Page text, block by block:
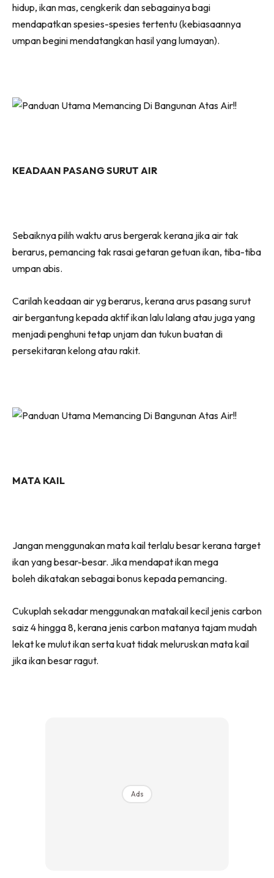
hidup, ikan mas, cengkerik dan sebagainya bagi
mendapatkan spesies-spesies tertentu (kebiasaannya
umpan begini mendatangkan hasil yang lumayan).
KEADAAN PASANG SURUT AIR
Sebaiknya pilih waktu arus bergerak kerana jika air tak
berarus, pemancing tak rasai getaran getuan ikan, tiba-tiba
umpan abis.
Carilah keadaan air yg berarus, kerana arus pasang surut
air bergantung kepada aktif ikan lalu lalang atau juga yang
menjadi penghuni tetap unjam dan tukun buatan di
persekitaran kelong atau rakit.
MATA KAIL
Jangan menggunakan mata kail terlalu besar kerana target
ikan yang besar-besar. Jika mendapat ikan mega
boleh dikatakan sebagai bonus kepada pemancing.
Cukuplah sekadar menggunakan matakail kecil jenis carbon
saiz 4 hingga 8, kerana jenis carbon matanya tajam mudah
lekat ke mulut ikan serta kuat tidak meluruskan mata kail
jika ikan besar ragut.
Ads